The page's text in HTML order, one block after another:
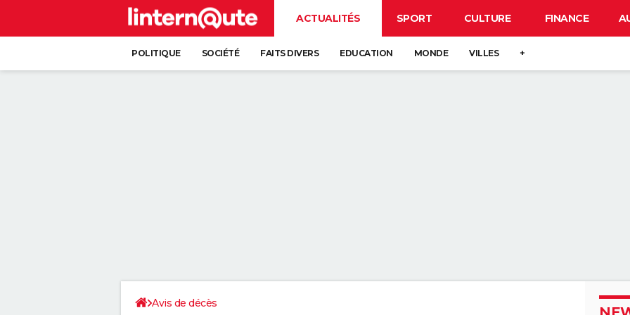
ACTUALITÉS SPORT CULTURE FINANCE
POLITIQUE SOCIÉTÉ FAITS DIVERS EDUCATION MONDE VILLES +
Avis de décès